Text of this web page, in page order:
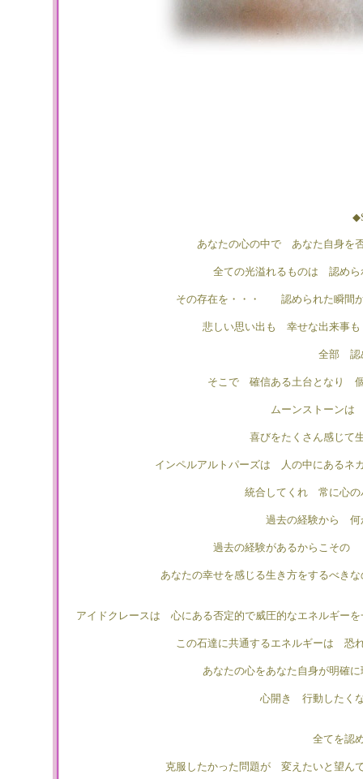
あなたの心の中で あなた自身を
全ての光溢れるものは 認め
その存在を・・・ 認められた瞬間
悲しい思い出も 幸せな出来事
全部 認
そこで 確信ある土台となり
ムーンストーン
喜びをたくさん感じて
インペルアルトパーズは 人の中にある
統合してくれ 常に心の
過去の経験から 何
過去の経験があるからこその
あなたの幸せを感じる生き方をするべき
アイドクレースは 心にある否定的で威圧的なエネルギー
この石達に共通するエネルギーは
あなたの心をあなた自身が明確
心開き 行動したく
全てを認
克服したかった問題が 変えたいと望ん